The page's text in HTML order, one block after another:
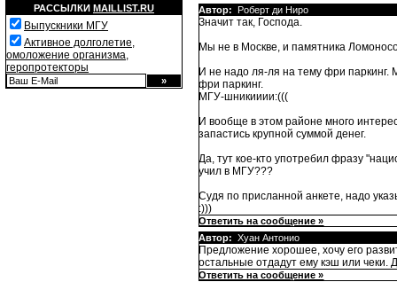
РАССЫЛКИ MAILLIST.RU
Выпускники МГУ
Активное долголетие,
омоложение организма,
геропротекторы
Автор:
Роберт ди Ниро
Значит так, Господа.
Мы не в Москве, и памятника
И не надо ля-ля на тему фри паркинг.
фри паркинг.
МГУ-шникииии:(((
И вообще в этом районе много
запастись крупной суммой денег.
Да, тут кое-кто употребил фразу
учил в МГУ???
Судя по присланной анкете, надо
:)))
Ответить на сообщение »
Автор: Хуан Антонио
Предложение хорошее, хочу его
остальные отдадут ему кэш или чеки.
Ответить на сообщение »